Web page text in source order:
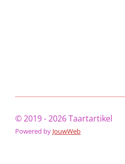
© 2019 - 2026 Taartartikel
Powered by JouwWeb